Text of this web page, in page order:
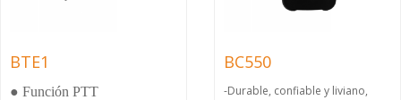
BTE1
● Función PTT
BC550
-Durable, confiable y liviano,